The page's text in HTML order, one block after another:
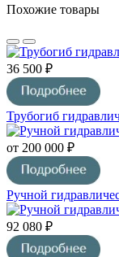
Похожие товары
36 500 ₽
Трубогиб
от 200 000 ₽
Ручной
92 080 ₽